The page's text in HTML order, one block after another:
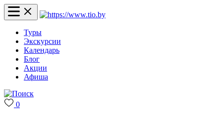
Туры
Экскурсии
Календарь
Блог
Акции
Афиша
0